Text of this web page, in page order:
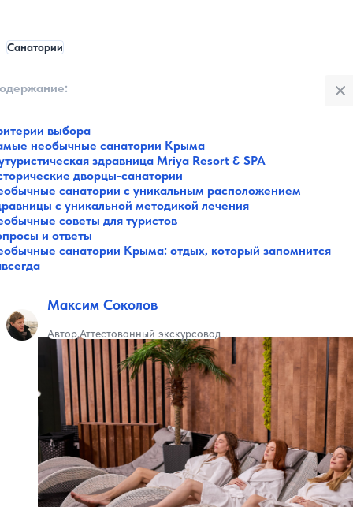
Санатории
Все категории
Музеи
Галереи
Парки
Театры
Площади
Пляжи
Мосты
Горы
Зоопарки
Интересное в городах
Советы путешественнику
Санатории
Реки и озера
Святые места
выбора
необычные санатории Крыма
здравница Mriya Resort & SPA
дворцы-санатории
санатории с уникальным расположением
с уникальной методикой лечения
советы для туристов
и ответы
санатории Крыма: отдых, который запомнится
Максим Соколов
АвторАттестованный экскурсовод